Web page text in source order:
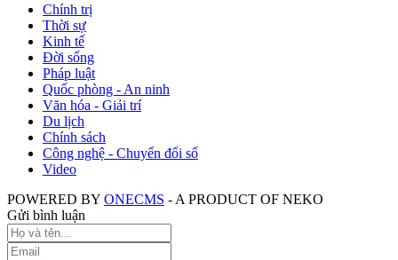
Chính trị
Thời sự
Kinh tế
Đời sống
Pháp luật
Quốc phòng - An ninh
Văn hóa - Giải trí
Du lịch
Chính sách
Công nghệ - Chuyển đổi số
Video
POWERED BY ONECMS - A PRODUCT OF NEKO
Gửi bình luận